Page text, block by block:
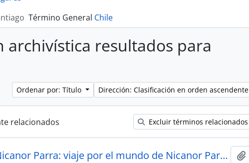
Término General Chile
archivística resultados para
Ordenar por: Título Dirección: Clasificación en orden ascendente
relacionados Excluir términos relacionados
"Antientrevista con Nicanor Parra: viaje por el mundo de Nicanor Parra" por Jorge Teillier